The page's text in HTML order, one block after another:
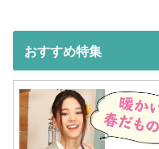
おすすめ特集